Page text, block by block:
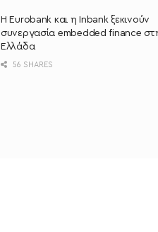
Η Eurobank και η Inbank ξεκινούν
συνεργασία embedded finance
Ελλάδα
56 SHARES